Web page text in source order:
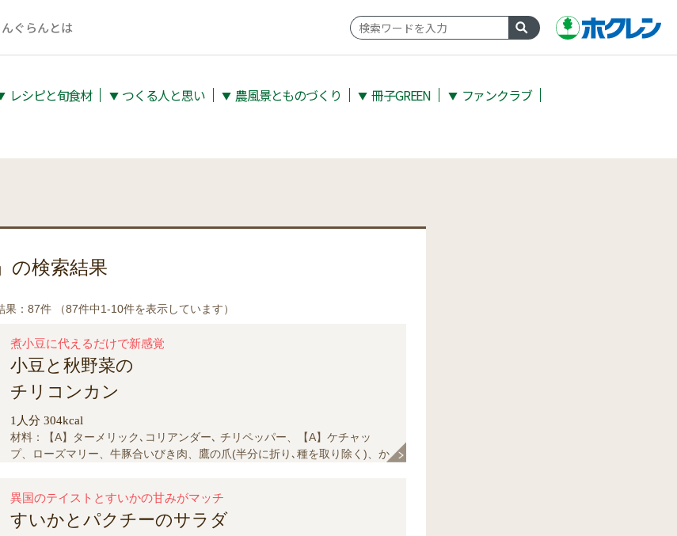
ぐらんとは
レシピと旬⾷材 ▼ つくる人と思い ▼ 農⾵景とものづくり ▼ 冊子GREEN ▼ ファンクラブ
の検索結果
果：87件 （87件中1-10件を表示しています）
煮小豆に代えるだけで新感覚
小豆と秋野菜の
チリコンカン
1人分 304kcal
材料：【A】ターメリック､コリアンダー､ チリペッパー、【A】ケチャッ
プ、ローズマリー、牛豚合いびき肉、鷹の爪(半分に折り､種を取り除く)、か
異国のテイストとすいかの甘みがマッチ
すいかとパクチーのサラダ